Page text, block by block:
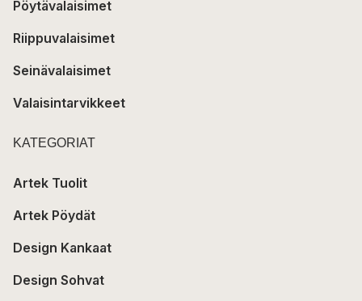
Pöytävalaisimet
Riippuvalaisimet
Seinävalaisimet
Valaisintarvikkeet
KATEGORIAT
Artek Tuolit
Artek Pöydät
Design Kankaat
Design Sohvat